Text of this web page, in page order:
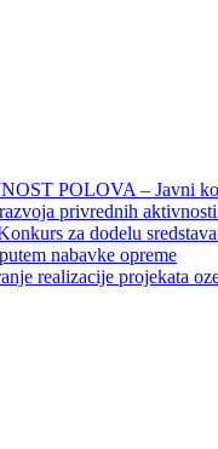
POLOVA – Javni
privrednih
za dodelu sredstava
nabavke opreme
projekata